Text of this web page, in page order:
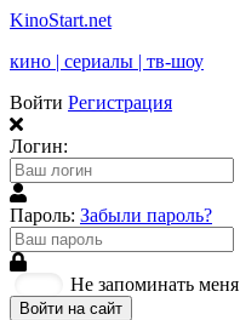
KinoStart.net
кино | сериалы | тв-шоу
Войти Регистрация
Логин:
Пароль: Забыли пароль?
Не запоминать меня
Войти на сайт